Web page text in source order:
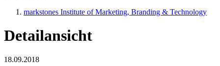
markstones Institute of Marketing, Branding & Technology
Detailansicht
18.09.2018